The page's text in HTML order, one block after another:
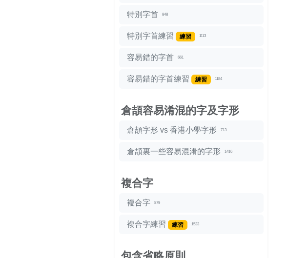
特別字首 848
特別字首練習 練習 1113
容易錯的字首 661
容易錯的字首練習 練習 1184
倉頡容易淆混的字及字形
倉頡字形 vs 香港小學字形 713
倉頡裏一些容易混淆的字形 1416
複合字
複合字 879
複合字練習 練習 1533